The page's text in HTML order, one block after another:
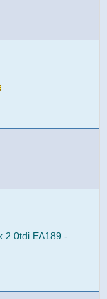
2.0tdi EA189 -